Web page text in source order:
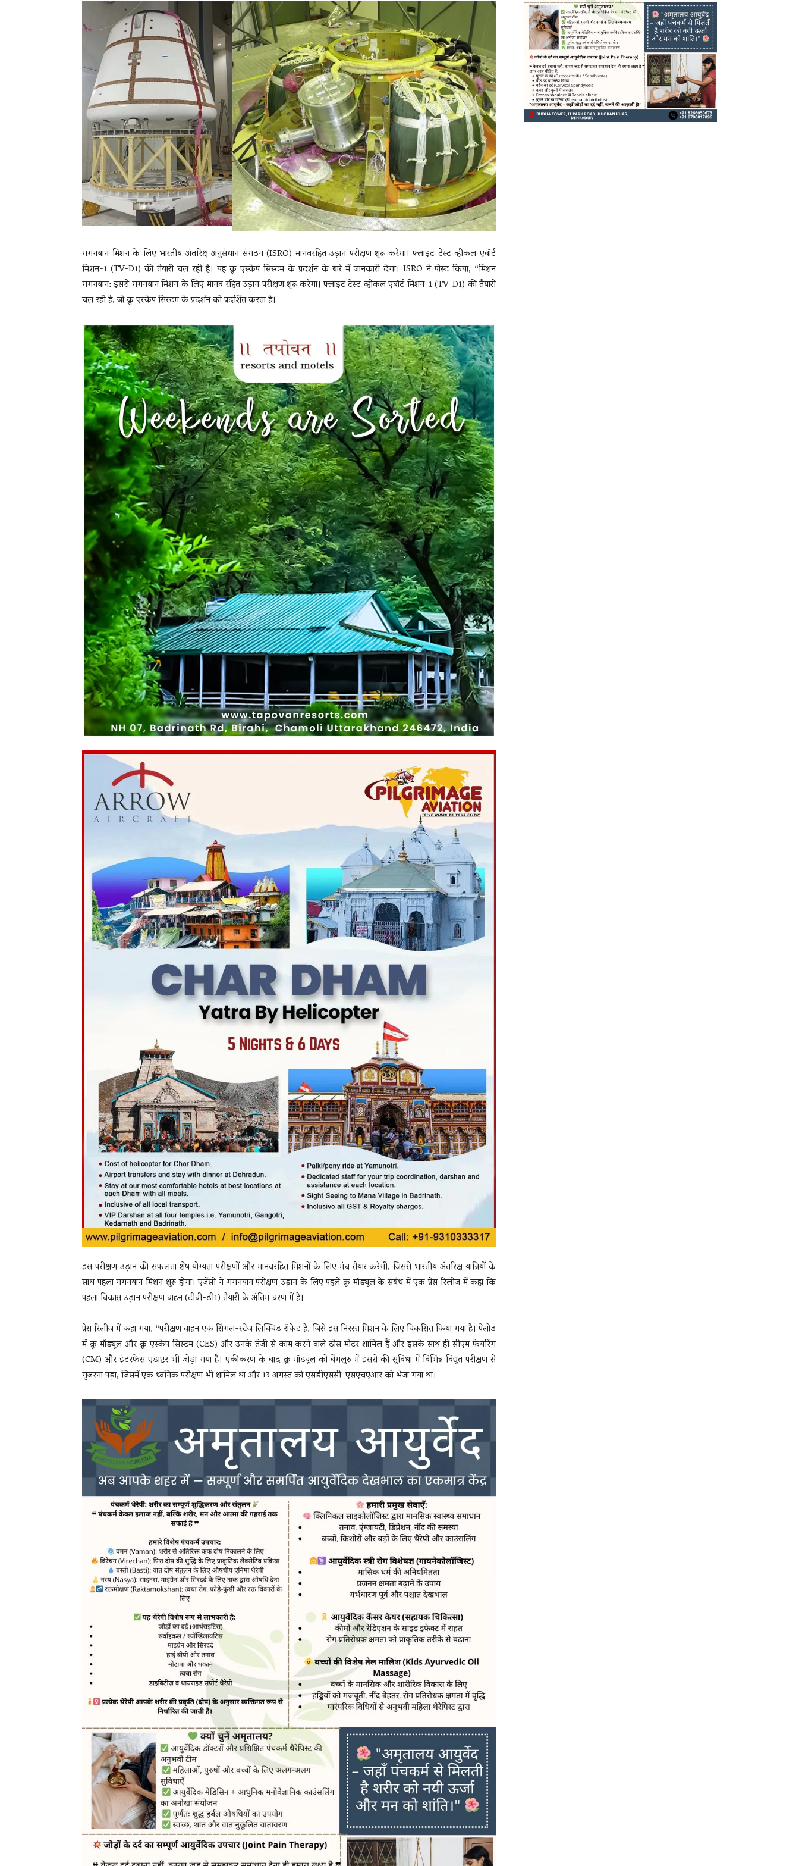
News
LIVE
गगनयान मिशन के लिए भारतीय अंतरिक्ष अनुसंधान संगठन (ISRO) मानवरहित उड़ान परीक्षण शुरू करेगा। फ्लाइट टेस्ट व्हीकल एबॉर्ट
मिशन-1 (TV-D1) की तैयारी चल रही है। यह क्रू एस्केप सिस्टम के प्रदर्शन के बारे में जानकारी देगा। ISRO ने पोस्ट किया, “मिशन
गगनयान: इसरो गगनयान मिशन के लिए मानव रहित उड़ान परीक्षण शुरू करेगा। फ्लाइट टेस्ट व्हीकल एबॉर्ट मिशन-1 (TV-D1) की तैयारी
चल रही है, जो क्रू एस्केप सिस्टम के प्रदर्शन को प्रदर्शित करता है।
इस परीक्षण उड़ान की सफलता शेष योग्यता परीक्षणों और मानवरहित मिशनों के लिए मंच तैयार करेगी, जिससे भारतीय अंतरिक्ष यात्रियों के
साथ पहला गगनयान मिशन शुरू होगा। एजेंसी ने गगनयान परीक्षण उड़ान के लिए पहले क्रू मॉड्यूल के संबंध में एक प्रेस रिलीज में कहा कि
पहला विकास उड़ान परीक्षण वाहन (टीवी-डी1) तैयारी के अंतिम चरण में है।
प्रेस रिलीज में कहा गया, “परीक्षण वाहन एक सिंगल-स्टेज लिक्विड रॉकेट है, जिसे इस निरस्त मिशन के लिए विकसित किया गया है। पेलोड
में क्रू मॉड्यूल और क्रू एस्केप सिस्टम (CES) और उनके तेजी से काम करने वाले ठोस मोटर शामिल हैं और इसके साथ ही सीएम फेयरिंग
(CM) और इंटरफेस एडाप्टर भी जोड़ा गया है। एकीकरण के बाद क्रू मॉड्यूल को बेंगलुरु में इसरो की सुविधा में विभिन्न विद्युत परीक्षण से
गुजरना पड़ा, जिसमें एक ध्वनिक परीक्षण भी शामिल था और 13 अगस्त को एसडीएससी-एसएचएआर को भेजा गया था।